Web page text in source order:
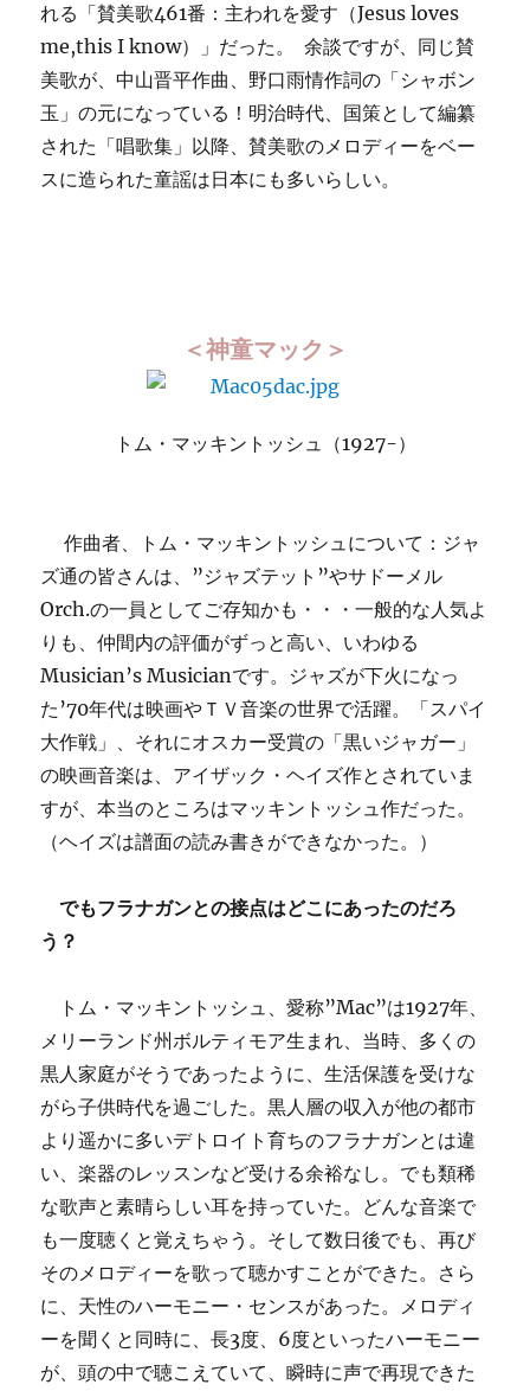
れる「賛美歌461番：主われを愛す（Jesus loves
me,this I know）」だった。 余談ですが、同じ賛
美歌が、中山晋平作曲、野口雨情作詞の「シャボン
玉」の元になっている！明治時代、国策として編纂
された「唱歌集」以降、賛美歌のメロディーをベー
スに造られた童謡は日本にも多いらしい。
＜神童マック＞
トム・マッキントッシュ（1927-）
作曲者、トム・マッキントッシュについて：ジャ
ズ通の皆さんは、”ジャズテット”やサドーメル
Orch.の一員としてご存知かも・・・一般的な人気よ
りも、仲間内の評価がずっと高い、いわゆる
Musician’s Musicianです。ジャズが下火になっ
た’70年代は映画やＴＶ音楽の世界で活躍。「スパイ
大作戦」、それにオスカー受賞の「黒いジャガー」
の映画音楽は、アイザック・ヘイズ作とされていま
すが、本当のところはマッキントッシュ作だった。
（ヘイズは譜面の読み書きができなかった。）
でもフラナガンとの接点はどこにあったのだろ
う？
トム・マッキントッシュ、愛称”Mac”は1927年、
メリーランド州ボルティモア生まれ、当時、多くの
黒人家庭がそうであったように、生活保護を受けな
がら子供時代を過ごした。黒人層の収入が他の都市
より遥かに多いデトロイト育ちのフラナガンとは違
い、楽器のレッスンなど受ける余裕なし。でも類稀
な歌声と素晴らしい耳を持っていた。どんな音楽で
も一度聴くと覚えちゃう。そして数日後でも、再び
そのメロディーを歌って聴かすことができた。さら
に、天性のハーモニー・センスがあった。メロディ
ーを聞くと同時に、長3度、6度といったハーモニー
が、頭の中で聴こえていて、瞬時に声で再現できた